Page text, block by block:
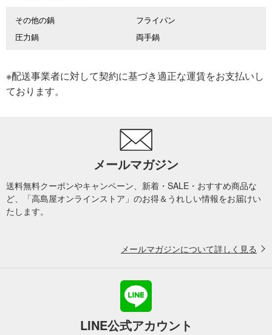
その他の鍋
フライパン
圧力鍋
両手鍋
※配送事業者に対して契約に基づき適正な運賃をお支払いし
ております。
メールマガジン
送料無料クーポンやキャンペーン、新着・SALE・おすすめ商品な
ど、「高島屋オンラインストア」のお得＆うれしい情報をお届けい
たします。
メールマガジンについて詳しく見る
LINE公式アカウント